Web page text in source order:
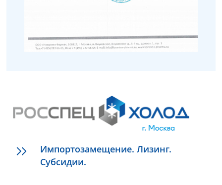
Импортозамещение. Лизинг.
Субсидии.